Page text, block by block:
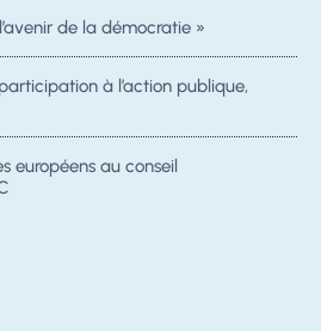
de la démocratie »
à l’action publique,
européens au conseil